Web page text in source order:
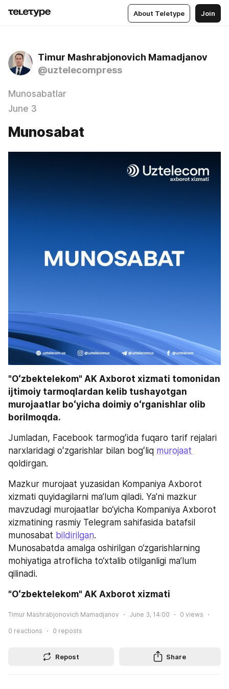
About Teletype Join
Timur Mashrabjonovich Mamadjanov
@uztelecompress
Munosabatlar
June 3
Munosabat
"Oʻzbektelekom" AK Axborot xizmati tomonidan
ijtimoiy tarmoqlardan kelib tushayotgan
murojaatlar boʻyicha doimiy oʻrganishlar olib
borilmoqda.
Jumladan, Facebook tarmogʻida fuqaro tarif rejalari
narxlaridagi oʻzgarishlar bilan bogʻliq
qoldirgan.
Mazkur murojaat yuzasidan Kompaniya Axborot
xizmati quyidagilarni ma’lum qiladi. Ya’ni mazkur
mavzudagi murojaatlar bo‘yicha Kompaniya Axborot
xizmatining rasmiy Telegram sahifasida batafsil
munosabat bildirilgan.
Munosabatda amalga oshirilgan o‘zgarishlarning
mohiyatiga atroflicha to‘xtalib otilganligi ma’lum
qilinadi.
"Oʻzbektelekom" AK Axborot xizmati
Timur Mashrabjonovich Mamadjanov June 3, 14:00 0 views
0 reactions 0 reposts
Repost Share